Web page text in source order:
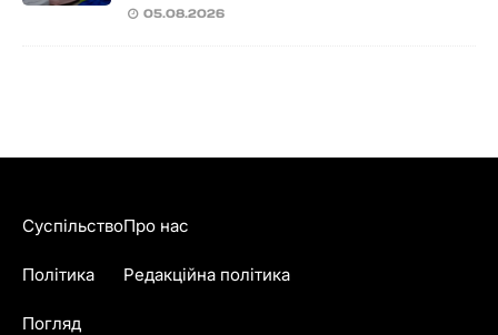
05.08.2026
Суспільство
Політика
Погляд
Про нас
Редакційна політика